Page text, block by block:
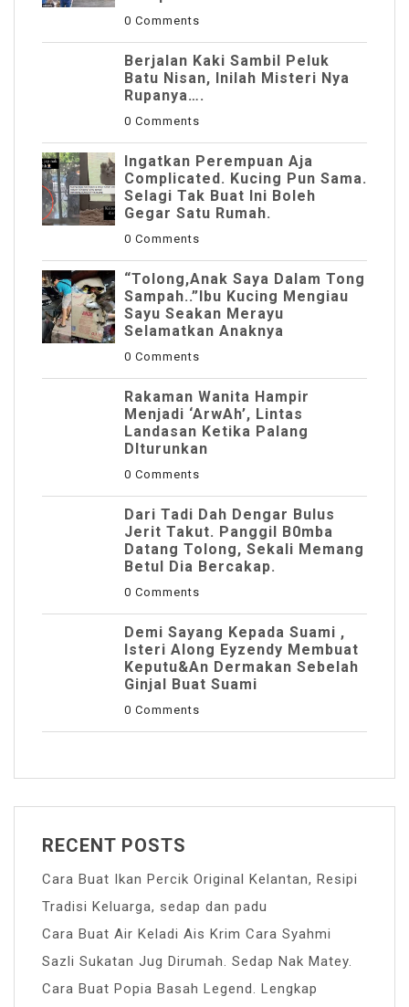
0 Comments
Berjalan Kaki Sambil Peluk
Batu Nisan, Inilah Misteri Nya
Rupanya….
0 Comments
Ingatkan Perempuan Aja
Complicated. Kucing Pun Sama.
Selagi Tak Buat Ini Boleh
Gegar Satu Rumah.
0 Comments
“Tolong,Anak Saya Dalam Tong
Sampah..”Ibu Kucing Mengiau
Sayu Seakan Merayu
Selamatkan Anaknya
0 Comments
Rakaman Wanita Hampir
Menjadi ‘ArwAh’, Lintas
Landasan Ketika Palang
DIturunkan
0 Comments
Dari Tadi Dah Dengar Bulus
Jerit Takut. Panggil B0mba
Datang Tolong, Sekali Memang
Betul Dia Bercakap.
0 Comments
Demi Sayang Kepada Suami ,
Isteri Along Eyzendy Membuat
Keputu&an Dermakan Sebelah
Ginjal Buat Suami
0 Comments
RECENT POSTS
Cara Buat Ikan Percik Original Kelantan, Resipi
Tradisi Keluarga, sedap dan padu
Cara Buat Air Keladi Ais Krim Cara Syahmi
Sazli Sukatan Jug Dirumah. Sedap Nak Matey.
Cara Buat Popia Basah Legend. Lengkap